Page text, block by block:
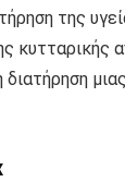
της
κυτταρικής